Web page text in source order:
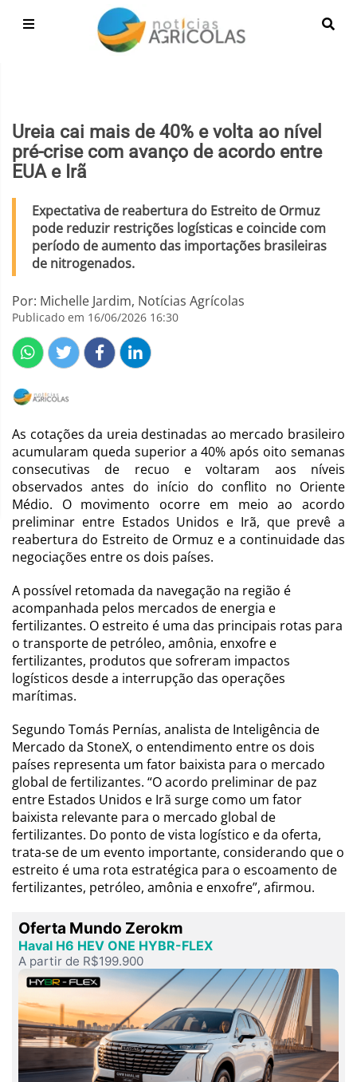
Ureia cai mais de 40% e volta ao nível
pré-crise com avanço de acordo entre
EUA e Irã
Expectativa de reabertura do Estreito de Ormuz
pode reduzir restrições logísticas e coincide com
período de aumento das importações brasileiras
de nitrogenados.
Por: Michelle Jardim, Notícias Agrícolas
Publicado em 16/06/2026 16:30
As cotações da ureia destinadas ao mercado brasileiro
acumularam queda superior a 40% após oito semanas
consecutivas de recuo e voltaram aos níveis
observados antes do início do conflito no Oriente
Médio. O movimento ocorre em meio ao acordo
preliminar entre Estados Unidos e Irã, que prevê a
reabertura do Estreito de Ormuz e a continuidade das
negociações entre os dois países.
A possível retomada da navegação na região é
acompanhada pelos mercados de energia e
fertilizantes. O estreito é uma das principais rotas para
o transporte de petróleo, amônia, enxofre e
fertilizantes, produtos que sofreram impactos
logísticos desde a interrupção das operações
marítimas.
Segundo Tomás Pernías, analista de Inteligência de
Mercado da StoneX, o entendimento entre os dois
países representa um fator baixista para o mercado
global de fertilizantes. “O acordo preliminar de paz
entre Estados Unidos e Irã surge como um fator
baixista relevante para o mercado global de
fertilizantes. Do ponto de vista logístico e da oferta,
trata-se de um evento importante, considerando que o
estreito é uma rota estratégica para o escoamento de
fertilizantes, petróleo, amônia e enxofre”, afirmou.